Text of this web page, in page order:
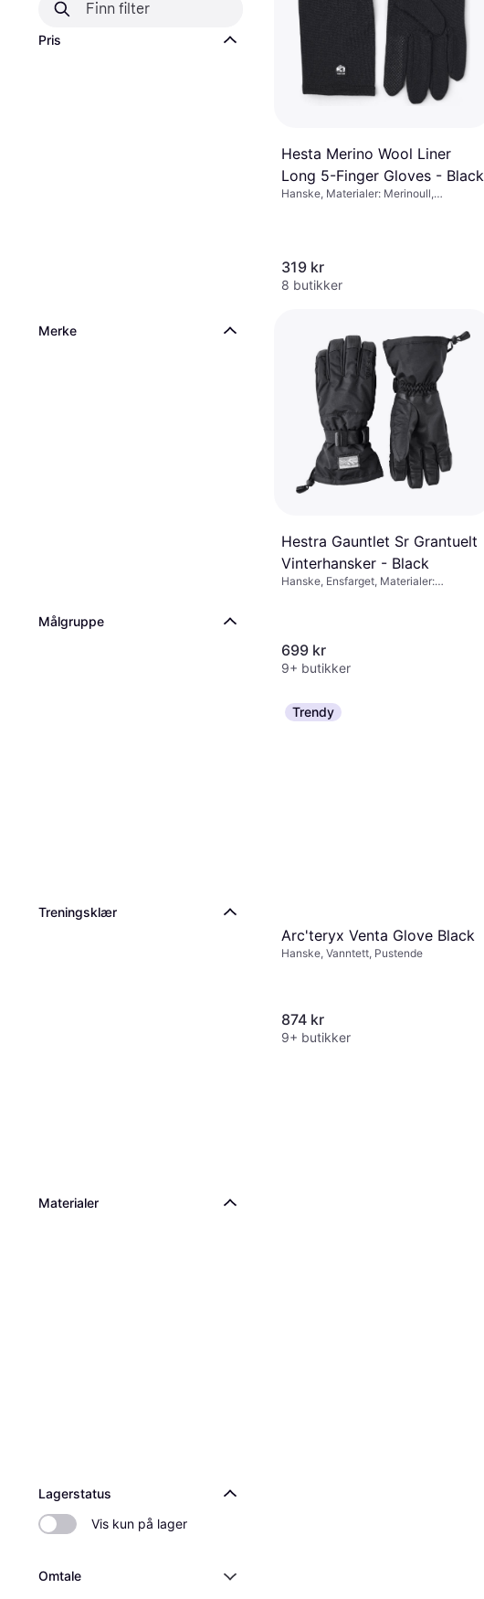
Pris
Merke
Målgruppe
Treningsklær
Materialer
Lagerstatus
Vis kun på lager
Omtale
Hesta Merino Wool Liner
Long 5-Finger Gloves - Black
Hanske, Materialer: Merinoull,
319 kr
8 butikker
Hestra Gauntlet Sr Grantuelt
Vinterhansker - Black
Hanske, Ensfarget, Materialer:
699 kr
9+ butikker
Trendy
Arc'teryx Venta Glove Black
Hanske, Vanntett, Pustende
874 kr
9+ butikker